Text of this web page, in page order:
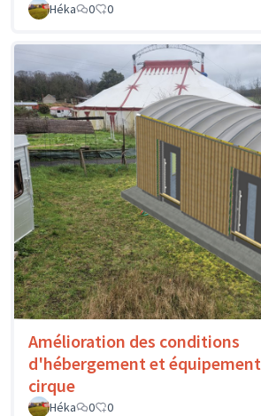
Héka
0 0
Amélioration des conditions
d'hébergement et équipement
cirque
Héka 0 0